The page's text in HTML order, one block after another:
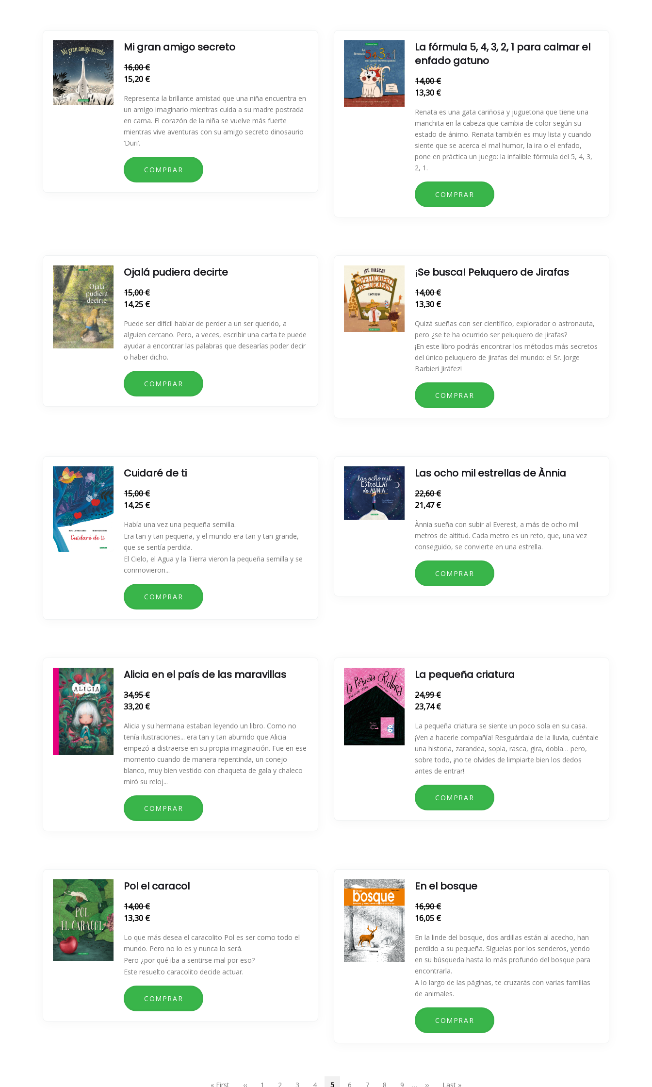
Mi gran amigo secreto
16,00 €
15,20 €
Representa la brillante amistad que una niña encuentra en
un amigo imaginario mientras cuida a su madre postrada
en cama. El corazón de la niña se vuelve más fuerte
mientras vive aventuras con su amigo secreto dinosaurio
‘Duri’.
La fórmula 5, 4, 3, 2, 1 para calmar el
enfado gatuno
14,00 €
13,30 €
Renata es una gata cariñosa y juguetona que tiene una
manchita en la cabeza que cambia de color según su
estado de ánimo. Renata también es muy lista y cuando
siente que se acerca el mal humor, la ira o el enfado,
pone en práctica un juego: la infalible fórmula del 5, 4, 3,
2, 1.
Ojalá pudiera decirte
15,00 €
14,25 €
Puede ser difícil hablar de perder a un ser querido, a
alguien cercano. Pero, a veces, escribir una carta te puede
ayudar a encontrar las palabras que desearías poder decir
o haber dicho.
¡Se busca! Peluquero de Jirafas
14,00 €
13,30 €
Quizá sueñas con ser científico, explorador o astronauta,
pero ¿se te ha ocurrido ser peluquero de jirafas?
¡En este libro podrás encontrar los métodos más secretos
del único peluquero de jirafas del mundo: el Sr. Jorge
Barbieri Jiráfez!
Cuidaré de ti
15,00 €
14,25 €
Había una vez una pequeña semilla.
Era tan y tan pequeña, y el mundo era tan y tan grande,
que se sentía perdida.
El Cielo, el Agua y la Tierra vieron la pequeña semilla y se
conmovieron...
Las ocho mil estrellas de Ànnia
22,60 €
21,47 €
Ànnia sueña con subir al Everest, a más de ocho mil
metros de altitud. Cada metro es un reto, que, una vez
conseguido, se convierte en una estrella.
Alicia en el país de las maravillas
34,95 €
33,20 €
Alicia y su hermana estaban leyendo un libro. Como no
tenía ilustraciones... era tan y tan aburrido que Alicia
empezó a distraerse en su propia imaginación. Fue en ese
momento cuando de manera repentinda, un conejo
blanco, muy bien vestido con chaqueta de gala y chaleco
miró su reloj...
La pequeña criatura
24,99 €
23,74 €
La pequeña criatura se siente un poco sola en su casa.
¡Ven a hacerle compañía! Resguárdala de la lluvia, cuéntale
una historia, zarandea, sopla, rasca, gira, dobla… pero,
sobre todo, ¡no te olvides de limpiarte bien los dedos
antes de entrar!
Pol el caracol
14,00 €
13,30 €
Lo que más desea el caracolito Pol es ser como todo el
mundo. Pero no lo es y nunca lo será.
Pero ¿por qué iba a sentirse mal por eso?
Este resuelto caracolito decide actuar.
En el bosque
16,90 €
16,05 €
En la linde del bosque, dos ardillas están al acecho, han
perdido a su pequeña. Síguelas por los senderos, yendo
en su búsqueda hasta lo más profundo del bosque para
encontrarla.
A lo largo de las páginas, te cruzarás con varias familias
de animales.
Primera
« First Página
‹‹ Page
1 Page
2 Page
3 Page
4 Página
5 Page
6 Page
7 Page
8 Page
9 … Siguiente
›› Última
Last »